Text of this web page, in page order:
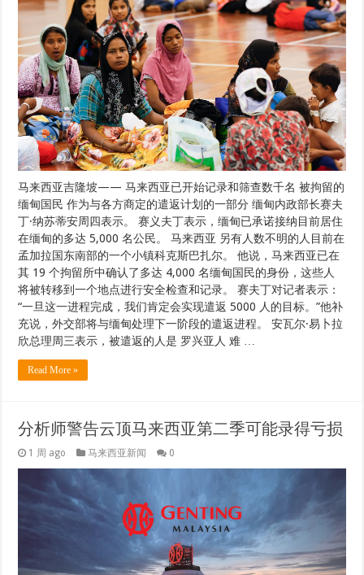
马来西亚吉隆坡—— 马来西亚已开始记录和筛查数千名 被拘留的
缅甸国民 作为与各方商定的遣返计划的一部分 缅甸内政部长赛夫
丁·纳苏蒂安周四表示。 赛义夫丁表示，缅甸已承诺接纳目前居住
在缅甸的多达 5,000 名公民。 马来西亚 另有人数不明的人目前在
孟加拉国东南部的一个小镇科克斯巴扎尔。 他说，马来西亚已在
其 19 个拘留所中确认了多达 4,000 名缅甸国民的身份，这些人
将被转移到一个地点进行安全检查和记录。 赛夫丁对记者表示：
“一旦这一进程完成，我们肯定会实现遣返 5000 人的目标。”他补
充说，外交部将与缅甸处理下一阶段的遣返进程。 安瓦尔·易卜拉
欣总理周三表示，被遣返的人是 罗兴亚人 难 …
Read More »
分析师警告云顶马来西亚第二季可能录得亏损
1 周 ago 马来西亚新闻 0